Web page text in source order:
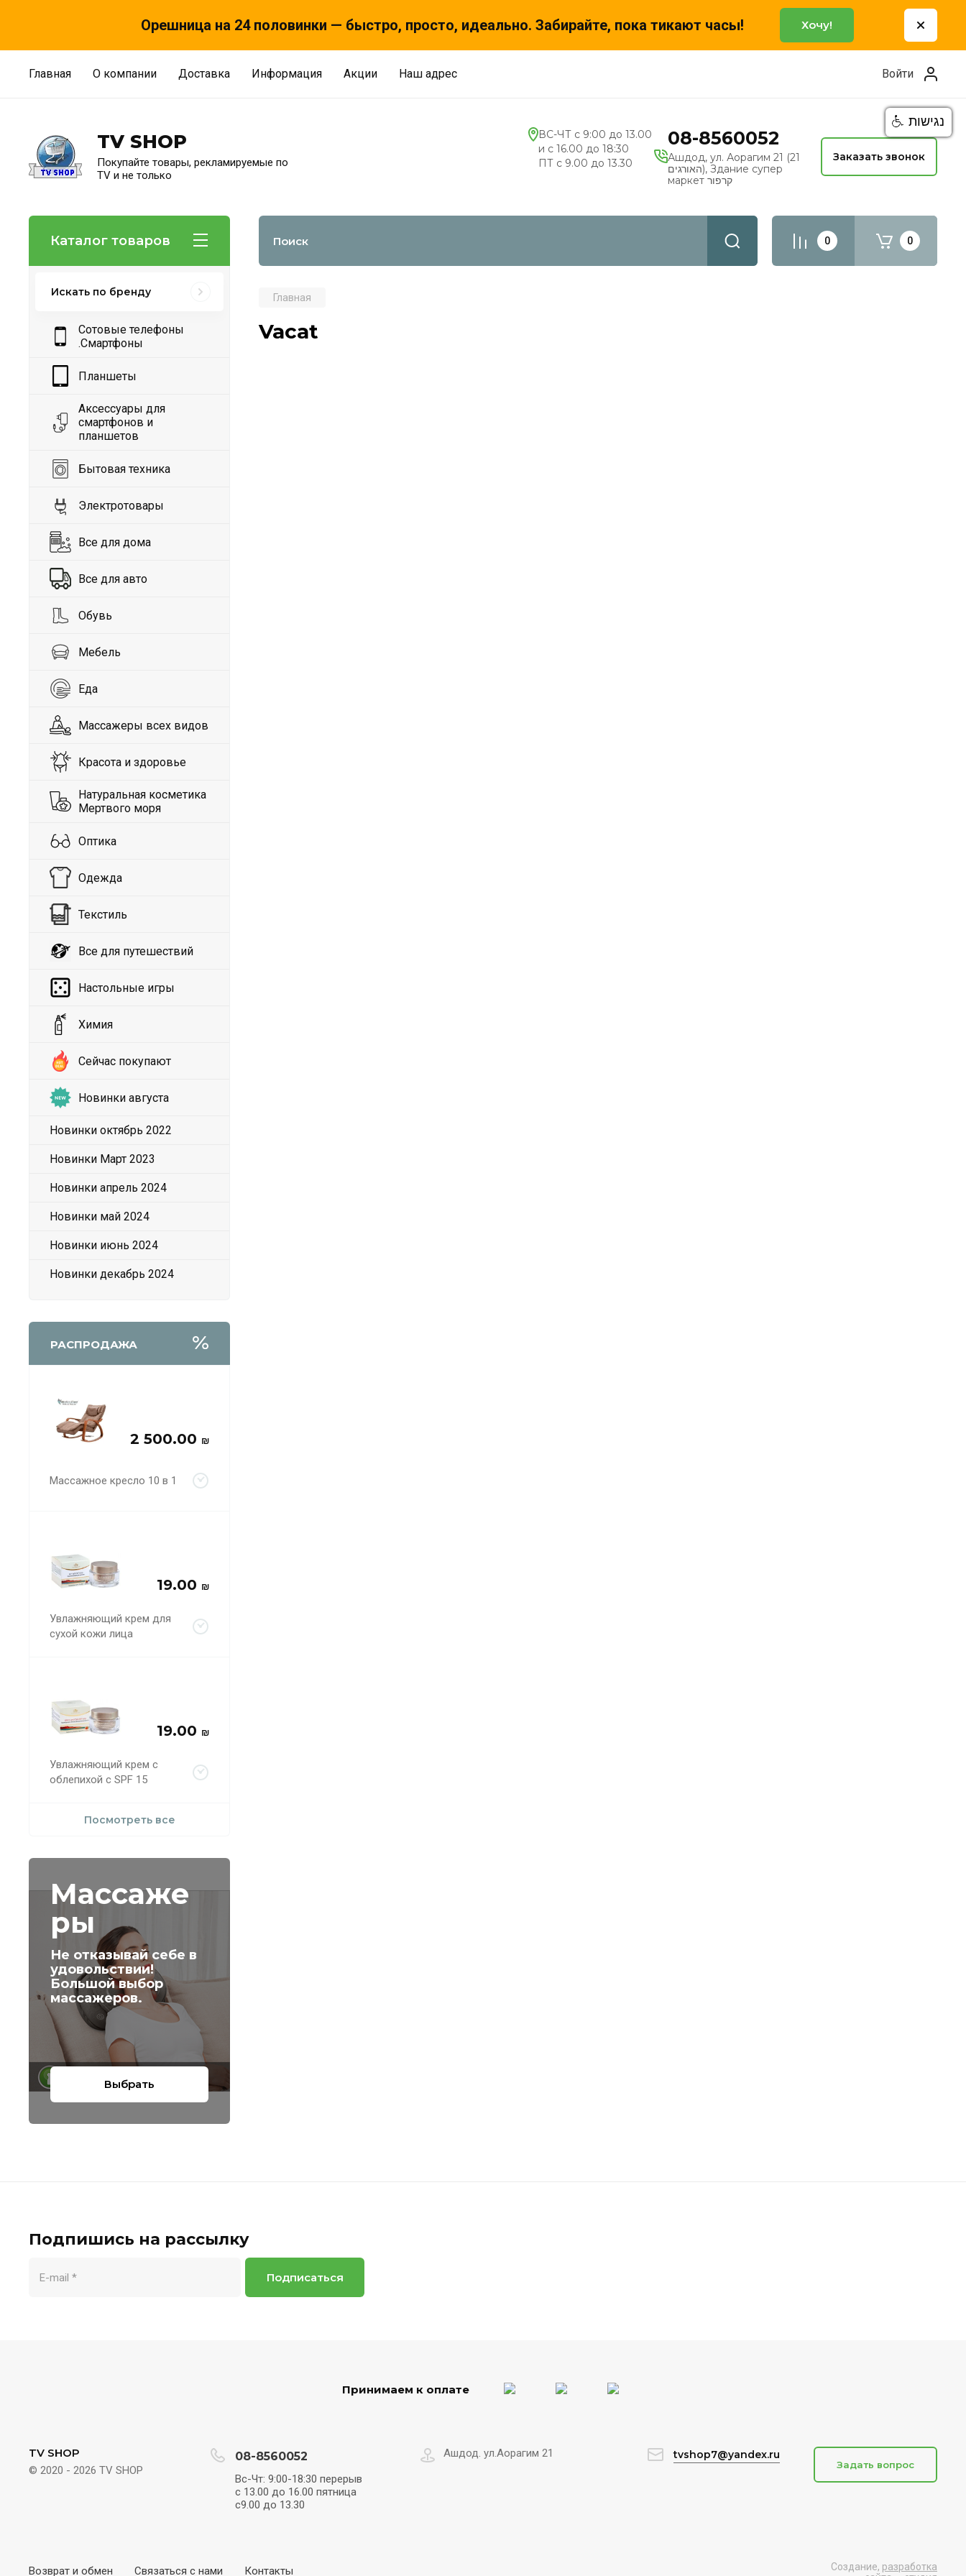
Орешница на 24 половинки — быстро, просто, идеально. Забирайте, пока тикают часы! Хочу!
Главная О компании Доставка Информация Акции Наш адрес Войти
TV SHOP
Покупайте товары, рекламируемые по
TV и не только
ВС-ЧТ с 9:00 до 13.00
и с 16.00 до 18:30
ПТ с 9.00 до 13.30
08-8560052
Ашдод, ул. Аорагим 21 (21
האורגים), Здание супер
маркет קרפור
Заказать звонок
Каталог товаров 0 0
Искать по бренду
Сотовые телефоны
.Смартфоны
Планшеты
Аксессуары для
смартфонов и
планшетов
Бытовая техника
Электротовары
Все для дома
Все для авто
Обувь
Мебель
Еда
Массажеры всех видов
Красота и здоровье
Натуральная косметика
Мертвого моря
Оптика
Одежда
Текстиль
Все для путешествий
Настольные игры
Химия
Сейчас покупают
Новинки августа
Новинки октябрь 2022
Новинки Март 2023
Новинки апрель 2024
Новинки май 2024
Новинки июнь 2024
Новинки декабрь 2024
РАСПРОДАЖА
2 500.00 ₪
Массажное кресло 10 в 1
19.00 ₪
Увлажняющий крем для
сухой кожи лица
19.00 ₪
Увлажняющий крем с
облепихой с SPF 15
Посмотреть все
Массаже
ры
Не отказывай себе в
удовольствии!
Большой выбор
массажеров.
Выбрать
Главная
Vacat
Подпишись на рассылку
Подписаться
Принимаем к оплате
TV SHOP
© 2020 - 2026 TV SHOP
08-8560052
Вс-Чт: 9:00-18:30 перерыв
с 13.00 до 16.00 пятница
с9.00 до 13.30
Ашдод. ул.Аорагим 21 tvshop7@yandex.ru
Задать вопрос
Возврат и обмен Связаться с нами Контакты Создание, разработка
נגישות